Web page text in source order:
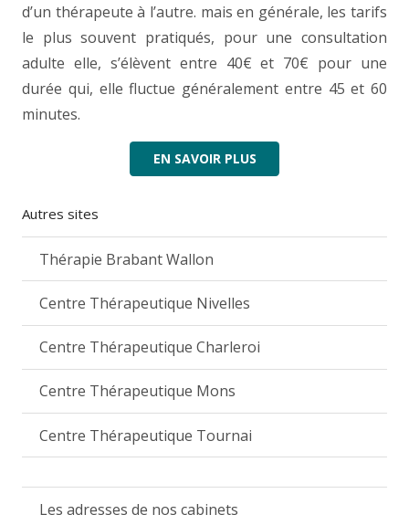
d’un thérapeute à l’autre. mais en générale, les tarifs
le plus souvent pratiqués, pour une consultation
adulte elle, s’élèvent entre 40€ et 70€ pour une
durée qui, elle fluctue généralement entre 45 et 60
minutes.
EN SAVOIR PLUS
Autres sites
Thérapie Brabant Wallon
Centre Thérapeutique Nivelles
Centre Thérapeutique Charleroi
Centre Thérapeutique Mons
Centre Thérapeutique Tournai
Les adresses de nos cabinets